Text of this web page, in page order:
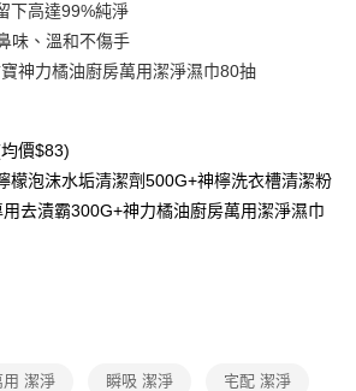
，台灣大哥大用戶可立即使用無須另外申請。
分期」，訂單成立後會自動跳轉到大哥付的交易
擇欲分期的期數、繳款截止日，確認付款後即完
及費用金額請依後續交易確認頁面所載為準。
前往確認交易或遇審核未通過，訂單將自動取
過狀況，表示未達大哥付你分期系統評分，恕無
，可選擇「超商條碼／台灣大直營門市／銀行轉
」等通路繳費。
】
到商品之後才付款」的支付方式。 讓您購物簡單
不需綁卡、不需儲值。
簡訊認證，即可結帳。
先享後付」後，將跳轉至「AFTEE先享後付」
將收到繳費通知簡訊。
動支付
下高達99%純淨
味、溫和不傷手
寶神力橘油廚房萬用潔淨濕巾80抽
價$83)
檬泡沫水垢清潔劑500G+神檸洗衣槽清潔粉
去漬霸300G+神力橘油廚房萬用潔淨濕巾
用 潔淨 瞬吸 潔淨 宅配 潔淨